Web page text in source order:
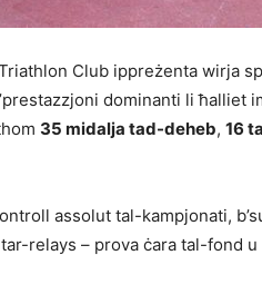
Club ippreżenta wirja
dominanti li ħalliet
35 midalja tad-deheb, 16
assolut tal-kampjonati,
relays – prova ċara tal-fond